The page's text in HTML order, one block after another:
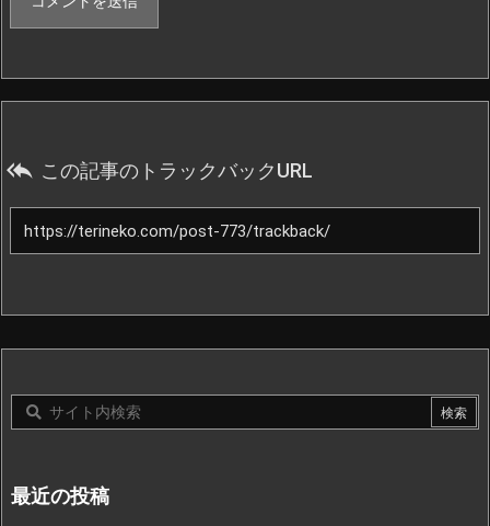
 この記事のトラックバックURL
最近の投稿